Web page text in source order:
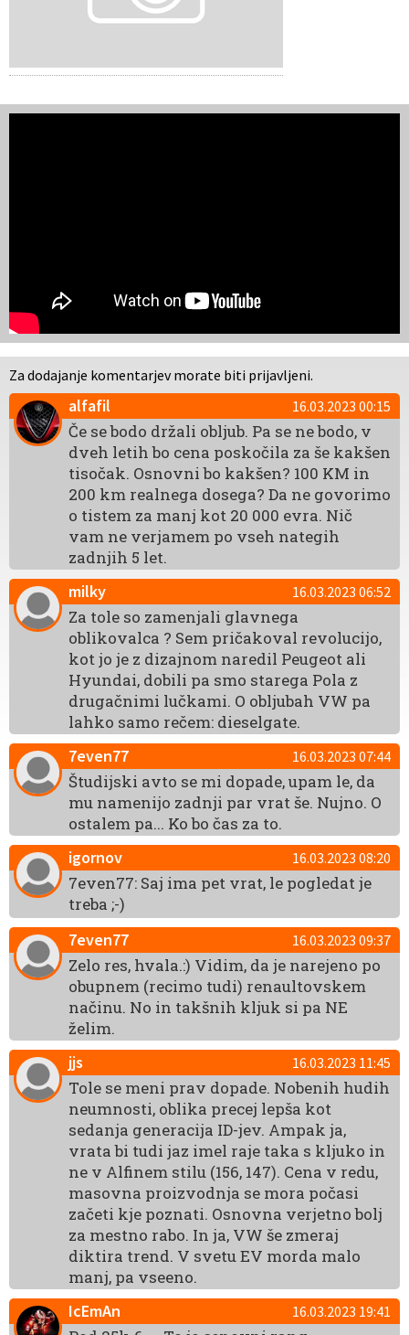
Za dodajanje komentarjev morate biti prijavljeni.
alfafil 16.03.2023 00:15
Če se bodo držali obljub. Pa se ne bodo, v
dveh letih bo cena poskočila za še kakšen
tisočak. Osnovni bo kakšen? 100 KM in
200 km realnega dosega? Da ne govorimo
o tistem za manj kot 20 000 evra. Nič
vam ne verjamem po vseh nategih
zadnjih 5 let.
milky
16.03.2023 06:52
Za tole so zamenjali glavnega
oblikovalca ? Sem pričakoval revolucijo,
kot jo je z dizajnom naredil Peugeot ali
Hyundai, dobili pa smo starega Pola z
drugačnimi lučkami. O obljubah VW pa
lahko samo rečem: dieselgate.
7even77
16.03.2023 07:44
Študijski avto se mi dopade, upam le, da
mu namenijo zadnji par vrat še. Nujno. O
ostalem pa... Ko bo čas za to.
igornov
16.03.2023 08:20
7even77: Saj ima pet vrat, le pogledat je
treba ;-)
7even77
16.03.2023 09:37
Zelo res, hvala.:) Vidim, da je narejeno po
obupnem (recimo tudi) renaultovskem
načinu. No in takšnih kljuk si pa NE
želim.
jjs
16.03.2023 11:45
Tole se meni prav dopade. Nobenih hudih
neumnosti, oblika precej lepša kot
sedanja generacija ID-jev. Ampak ja,
vrata bi tudi jaz imel raje taka s kljuko in
ne v Alfinem stilu (156, 147). Cena v redu,
masovna proizvodnja se mora počasi
začeti kje poznati. Osnovna verjetno bolj
za mestno rabo. In ja, VW še zmeraj
diktira trend. V svetu EV morda malo
manj, pa vseeno.
IcEmAn
16.03.2023 19:41